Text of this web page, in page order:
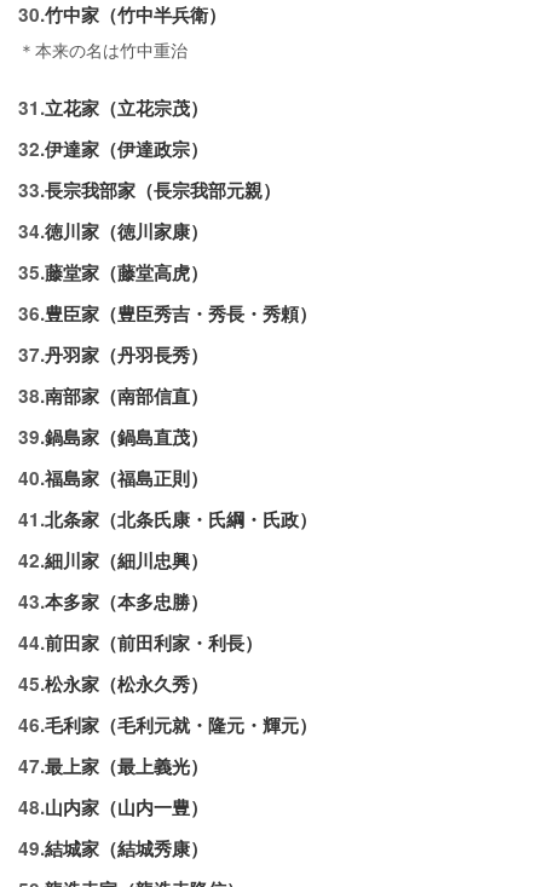
30.竹中家（竹中半兵衛）
＊本来の名は竹中重治
31.立花家（立花宗茂）
32.伊達家（伊達政宗）
33.長宗我部家（長宗我部元親）
34.徳川家（徳川家康）
35.藤堂家（藤堂高虎）
36.豊臣家（豊臣秀吉・秀長・秀頼）
37.丹羽家（丹羽長秀）
38.南部家（南部信直）
39.鍋島家（鍋島直茂）
40.福島家（福島正則）
41.北条家（北条氏康・氏綱・氏政）
42.細川家（細川忠興）
43.本多家（本多忠勝）
44.前田家（前田利家・利長）
45.松永家（松永久秀）
46.毛利家（毛利元就・隆元・輝元）
47.最上家（最上義光）
48.山内家（山内一豊）
49.結城家（結城秀康）